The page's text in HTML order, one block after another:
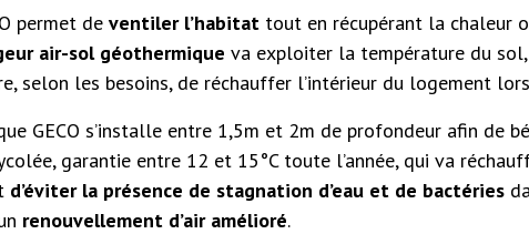
permet de ventiler l’habitat tout en récupérant la chaleur
air-sol géothermique va exploiter la température du
selon les besoins, de réchauffer l’intérieur du logement
GECO s’installe entre 1,5m et 2m de profondeur afin de
garantie entre 12 et 15°C toute l’année, qui va
d’éviter la présence de stagnation d’eau et de bactéries
renouvellement d’air amélioré.